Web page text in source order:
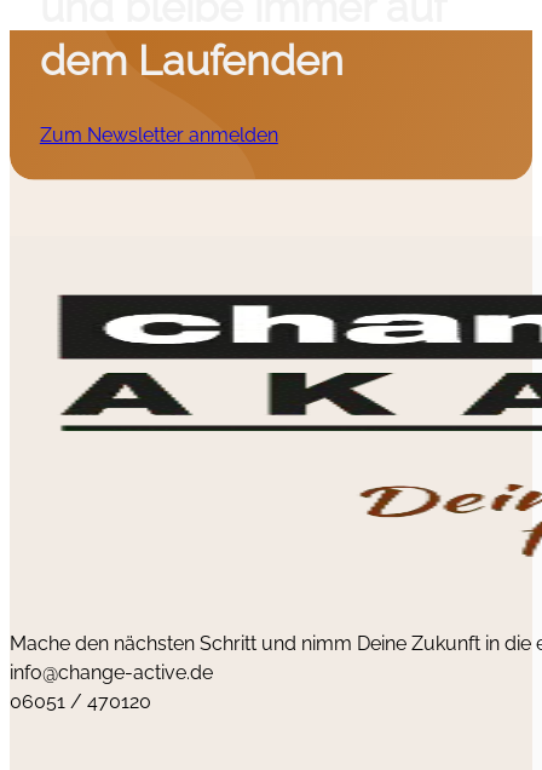
dem Laufenden
Zum Newsletter anmelden
Mache den nächsten Schritt und nimm Deine Zukunft in die
info@change-active.de
06051 / 470120